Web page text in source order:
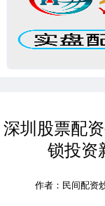
深圳股票配
锁投资
作者：民间配资